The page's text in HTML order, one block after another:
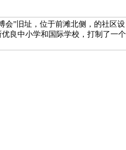
会”旧址，位于前滩北侧，的社区设
良中小学和国际学校，打制了一个